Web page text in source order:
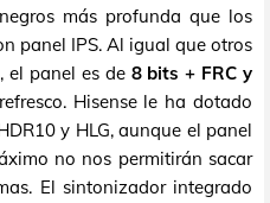
más profunda que los
panel IPS. Al igual que otros
el panel es de 8 bits + FRC y
Hisense le ha dotado
y HLG, aunque el panel
no nos permitirán sacar
El sintonizador integrado